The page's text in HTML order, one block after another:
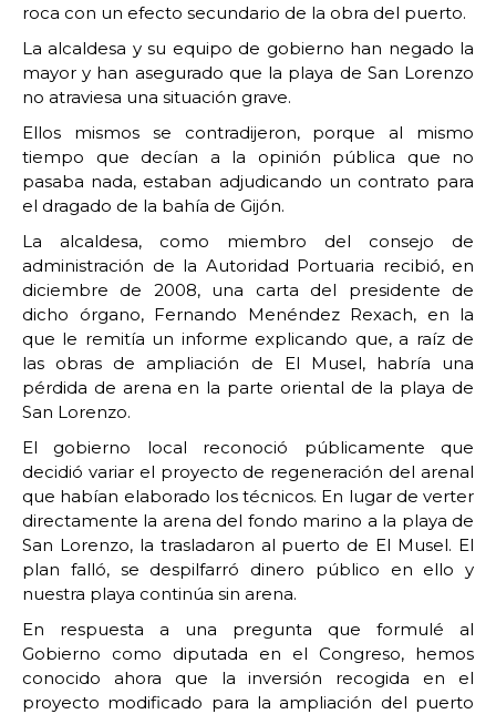
roca con un efecto secundario de la obra del puerto.
La alcaldesa y su equipo de gobierno han negado la
mayor y han asegurado que la playa de San Lorenzo
no atraviesa una situación grave.
Ellos mismos se contradijeron, porque al mismo
tiempo que decían a la opinión pública que no
pasaba nada, estaban adjudicando un contrato para
el dragado de la bahía de Gijón.
La alcaldesa, como miembro del consejo de
administración de la Autoridad Portuaria recibió, en
diciembre de 2008, una carta del presidente de
dicho órgano, Fernando Menéndez Rexach, en la
que le remitía un informe explicando que, a raíz de
las obras de ampliación de El Musel, habría una
pérdida de arena en la parte oriental de la playa de
San Lorenzo.
El gobierno local reconoció públicamente que
decidió variar el proyecto de regeneración del arenal
que habían elaborado los técnicos. En lugar de verter
directamente la arena del fondo marino a la playa de
San Lorenzo, la trasladaron al puerto de El Musel. El
plan falló, se despilfarró dinero público en ello y
nuestra playa continúa sin arena.
En respuesta a una pregunta que formulé al
Gobierno como diputada en el Congreso, hemos
conocido ahora que la inversión recogida en el
proyecto modificado para la ampliación del puerto